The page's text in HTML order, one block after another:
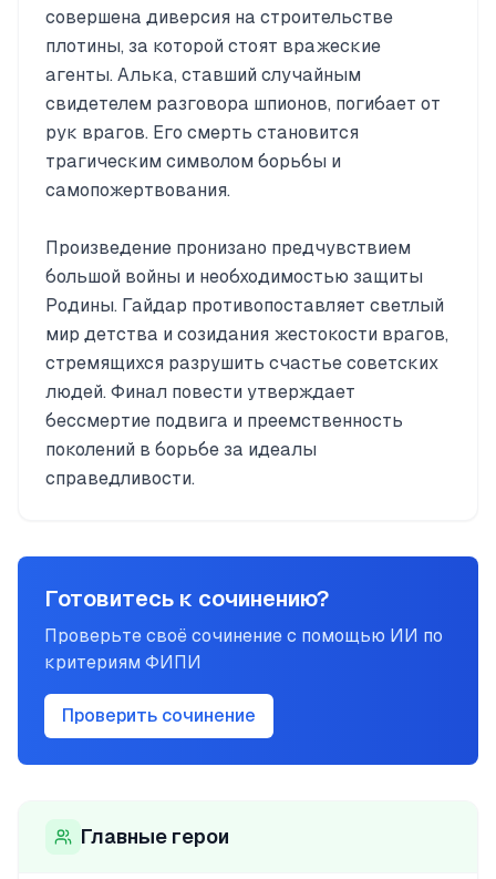
совершена диверсия на строительстве
плотины, за которой стоят вражеские
агенты. Алька, ставший случайным
свидетелем разговора шпионов, погибает от
рук врагов. Его смерть становится
трагическим символом борьбы и
самопожертвования.
Произведение пронизано предчувствием
большой войны и необходимостью защиты
Родины. Гайдар противопоставляет светлый
мир детства и созидания жестокости врагов,
стремящихся разрушить счастье советских
людей. Финал повести утверждает
бессмертие подвига и преемственность
поколений в борьбе за идеалы
справедливости.
Готовитесь к сочинению?
Проверьте своё сочинение с помощью ИИ по
критериям ФИПИ
Проверить сочинение
Главные герои